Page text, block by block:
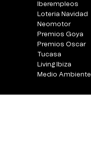
Iberempleos
Loteria Navidad
Neomotor
Premios Goya
Premios Oscar
Tucasa
Living Ibiza
Medio Ambiente